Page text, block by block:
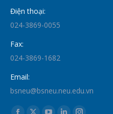
Điện thoại:
024-3869-0055
Fax:
024-3869-1682
Email:
bsneu@bsneu.neu.edu.vn
Find us on: